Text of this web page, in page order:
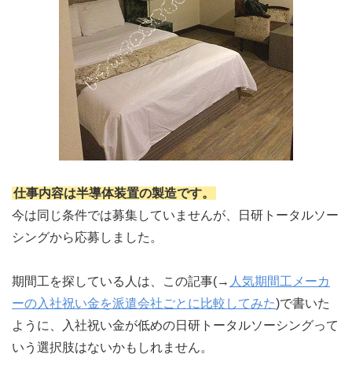
仕事内容は半導体装置の製造です。
今は同じ条件では募集していませんが、日研トータルソー
シングから応募しました。
期間工を探している人は、この記事(→ 人気期間工メーカ
ーの入社祝い金を派遣会社ごとに比較してみた)で書いた
ように、入社祝い金が低めの日研トータルソーシングって
いう選択肢はないかもしれません。